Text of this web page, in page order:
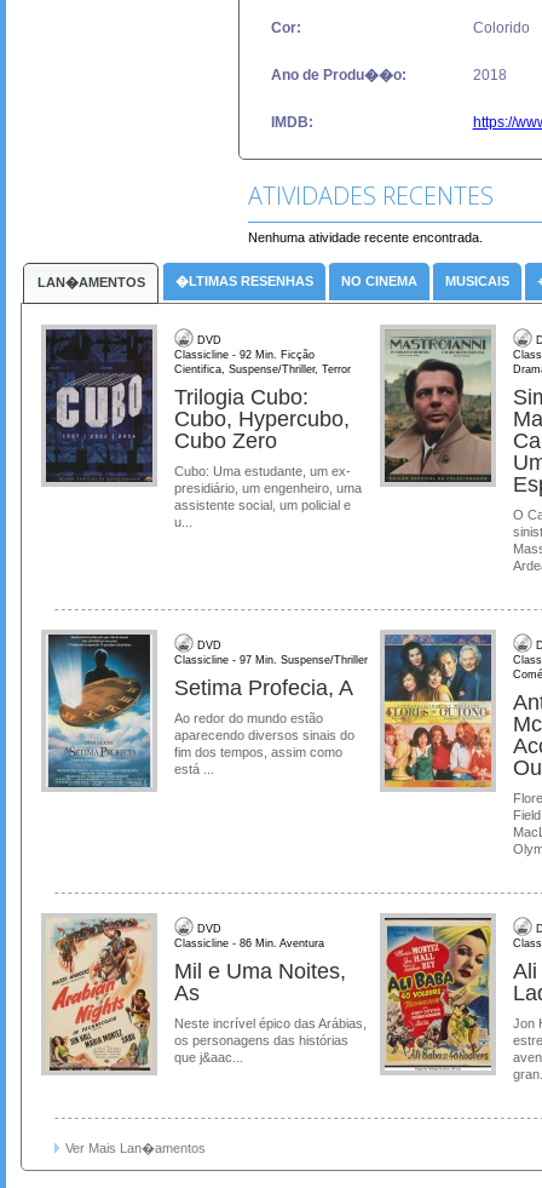
Cor: Colorido
Ano de Produ��o: 2018
IMDB: https://
ATIVIDADES RECENTES
Nenhuma atividade recente encontrada.
LAN�AMENTOS �LTIMAS RESENHAS NO CINEMA MUSICAIS
DVD
Classicline - 92 Min. Ficção
Cientifica, Suspense/Thriller, Terror
Trilogia Cubo:
Cubo, Hypercubo,
Cubo Zero
Cubo: Uma estudante, um ex-
presidiário, um engenheiro, uma
assistente social, um policial e
u...
O
DVD
Classicline - 97 Min. Suspense/Thriller
Setima Profecia, A
Ao redor do mundo estão
aparecendo diversos sinais do
fim dos tempos, assim como
está ...
DVD
Classicline - 86 Min. Aventura
Mil e Uma Noites,
As
Neste incrível épico das Arábias,
os personagens das histórias
que j&aac...
Ali
Jon
Ver Mais Lan�amentos